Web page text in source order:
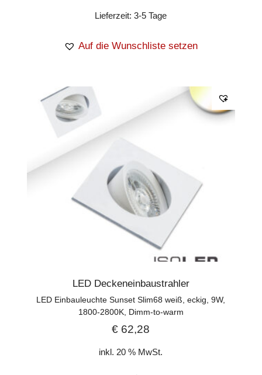
Lieferzeit:3-5 Tage
Auf die Wunschliste setzen
LED Deckeneinbaustrahler
LED Einbauleuchte Sunset Slim68 weiß, eckig, 9W,
1800-2800K, Dimm-to-warm
€ 62,28
inkl. 20 % MwSt.